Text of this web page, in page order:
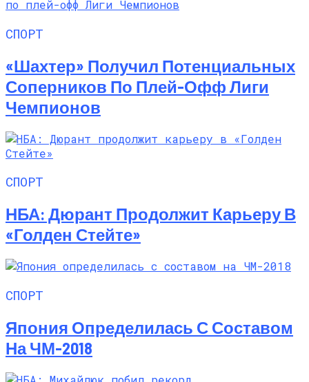
СПОРТ
«Шахтер» Получил Потенциальных
Соперников По Плей-Офф Лиги
Чемпионов
СПОРТ
НБА: Дюрант Продолжит Карьеру В
«Голден Стейте»
СПОРТ
Япония Определилась С Составом
На ЧМ-2018